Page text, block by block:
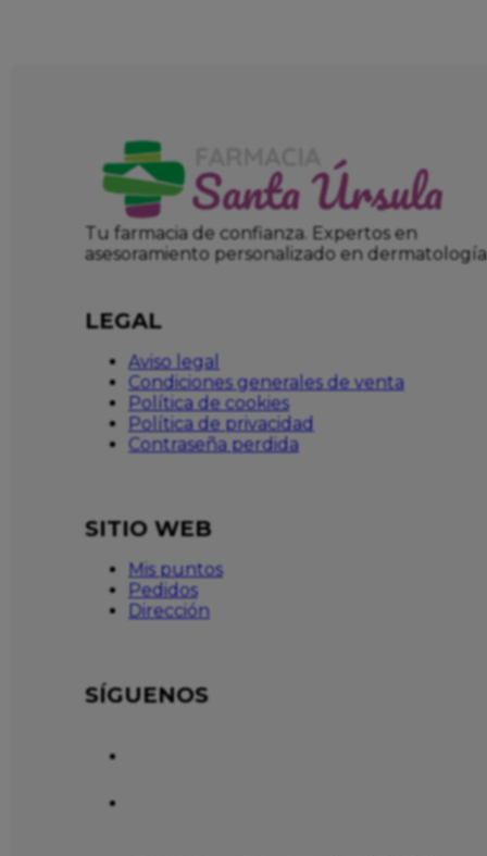
Tu farmacia de confianza. Expertos en
asesoramiento personalizado en dermatología
LEGAL
Aviso legal
Condiciones generales de venta
Política de cookies
Política de privacidad
Contraseña perdida
SITIO WEB
Mis puntos
Pedidos
Dirección
SÍGUENOS